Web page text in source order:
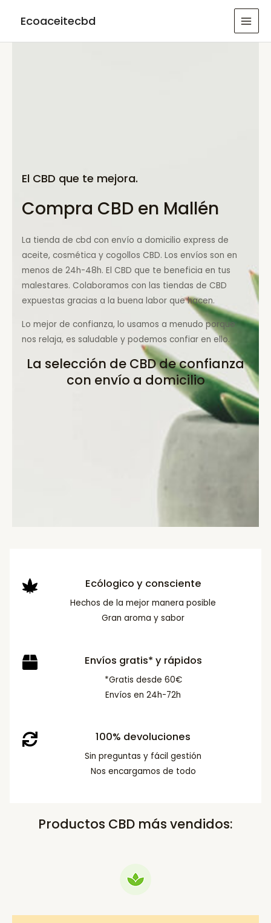
Ecoaceitecbd
El CBD que te mejora.
Compra CBD en Mallén
La tienda de cbd con envío a domicilio express de
aceite, cosmética y cogollos CBD. Los envíos son en
menos de 24h-48h. El CBD que te beneficia en tus
malestares. Colaboramos con las tiendas de CBD
expuestas gracias a la buena labor que hacen.
Lo mejor de confianza, lo usamos a menudo porque
nos relaja, es saludable y podemos confiar en ello.
La selección de CBD de confianza
con envío a domicilio
Ecólogico y consciente
Hechos de la mejor manera posible
Gran aroma y sabor
Envíos gratis* y rápidos
*Gratis desde 60€
Envíos en 24h-72h
100% devoluciones
Sin preguntas y fácil gestión
Nos encargamos de todo
Productos CBD más vendidos: